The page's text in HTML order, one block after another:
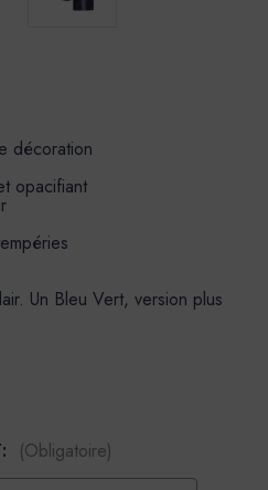
décoration
opacifiant
Un Bleu Vert, version plus
(Obligatoire)